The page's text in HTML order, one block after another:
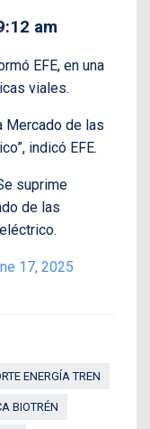
am
EFE, en una
viales.
Mercado de las
indicó EFE.
suprime
de las
17, 2025
ENERGÍA TREN
BIOTRÉN